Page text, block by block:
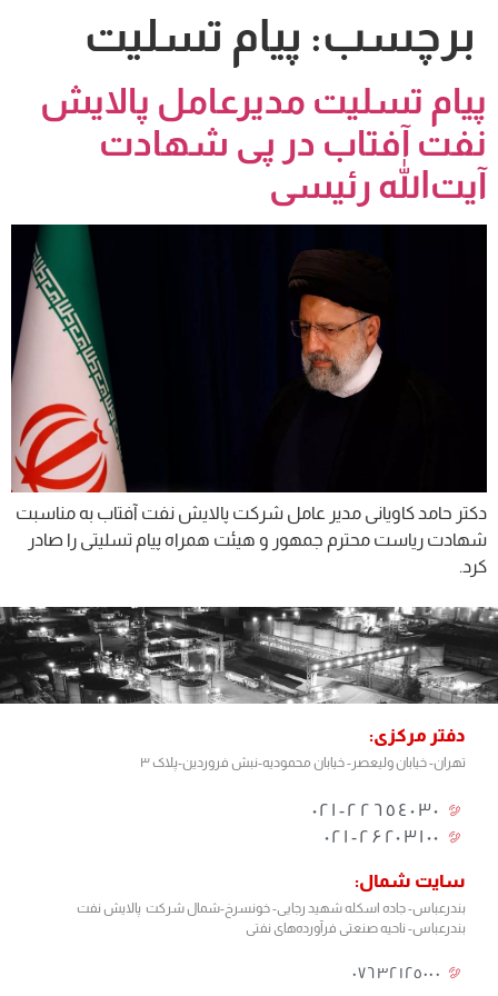
برچسب: پیام تسلیت
پیام تسلیت مدیرعامل پالایش
نفت آفتاب در پی شهادت
آیت‌الله رئیسی
دکتر حامد کاویانی مدیر عامل شرکت پالایش نفت آفتاب به مناسبت
شهادت ریاست محترم جمهور و هیئت همراه پیام تسلیتی را صادر
کرد.
دفتر مرکزی:
تهران- خیابان ولیعصر- خیابان محمودیه-نبش فروردین-پلاک ۳
٢٢٦٥٤٠٣٠-٠٢١
۰۲۱-۲۶۲۰۳۱۰۰
سایت شمال:
بندرعباس- جاده اسکله شهید رجایی- خونسرخ-شمال شرکت پالایش نفت
بندرعباس- ناحیه صنعتی فرآورده‌های نفتی
٠٧٦٣٢١٢٥٠٠٠​